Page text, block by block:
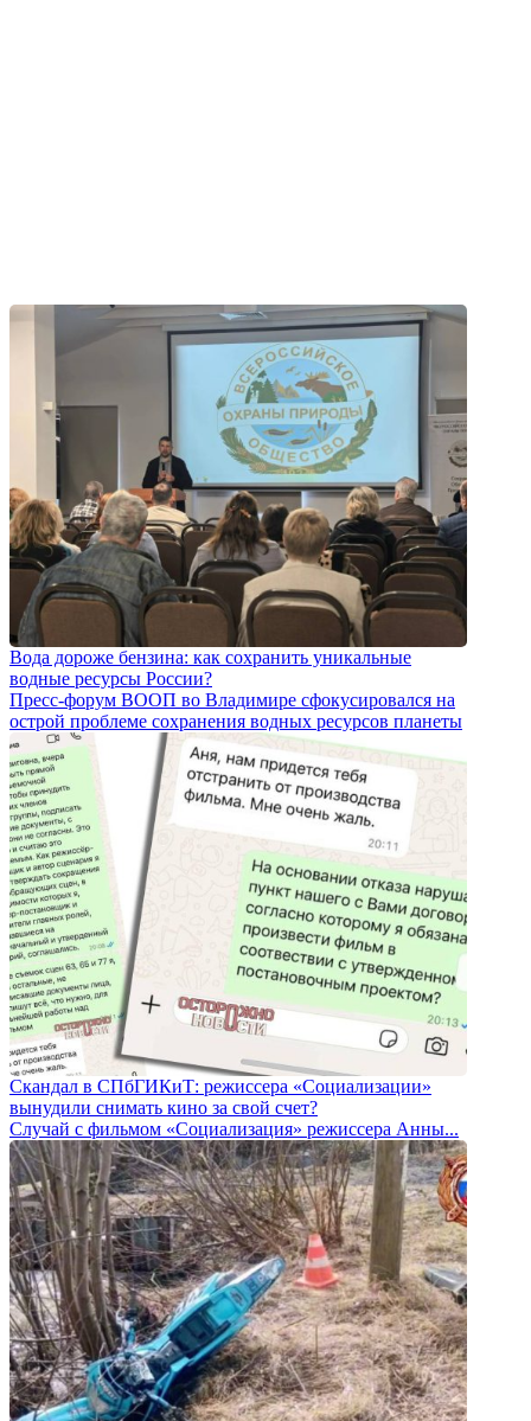
Вода дороже бензина: как сохранить уникальные
водные ресурсы России?
Пресс-форум ВООП во Владимире сфокусировался на
острой проблеме сохранения водных ресурсов планеты
Скандал в СПбГИКиТ: режиссера «Социализации»
вынудили снимать кино за свой счет?
Случай с фильмом «Социализация» режиссера Анны...